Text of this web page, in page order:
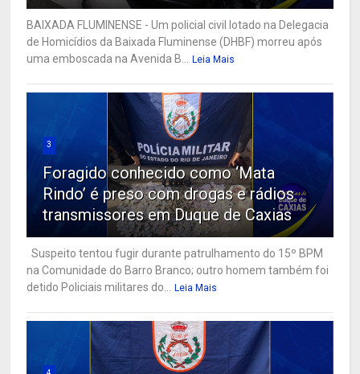
BAIXADA FLUMINENSE - Um policial civil lotado na Delegacia
de Homicídios da Baixada Fluminense (DHBF) morreu após
uma emboscada na Avenida B...
Leia Mais
3
Foragido conhecido como ‘Mata
Rindo’ é preso com drogas e rádios
transmissores em Duque de Caxias
Suspeito tentou fugir durante patrulhamento do 15º BPM
na Comunidade do Barro Branco; outro homem também foi
detido Policiais militares do...
Leia Mais